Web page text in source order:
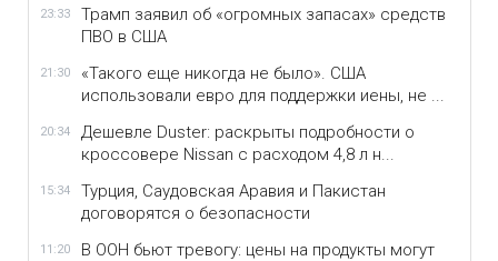
23:33
Трамп заявил об «огромных запасах» средств
ПВО в США
21:30
«Такого еще никогда не было». США
использовали евро для поддержки иены, не ...
20:34
Дешевле Duster: раскрыты подробности о
кроссовере Nissan с расходом 4,8 л н...
15:34
Турция, Саудовская Аравия и Пакистан
договорятся о безопасности
11:20
В ООН бьют тревогу: цены на продукты могут